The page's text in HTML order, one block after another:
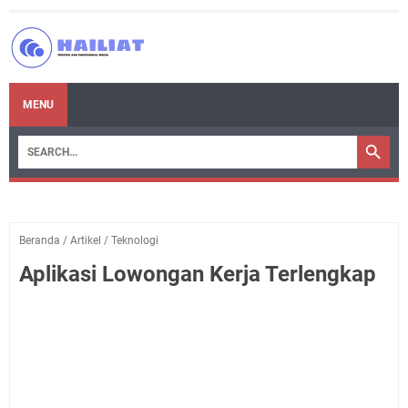
MENU
Beranda / Artikel / Teknologi
Aplikasi Lowongan Kerja Terlengkap